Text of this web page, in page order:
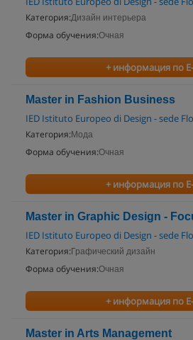
Категория:Дизайн интерьера
Форма обучения:Очная
+ информация по
Master in Fashion Business
IED Istituto Europeo di Design - sede
Категория: Мода
Форма обучения:Очная
+ информация по
Master in Graphic Design -
IED Istituto Europeo di Design - sede
Категория: Графический дизайн
Форма обучения:Очная
+ информация по
Master in Arts Management